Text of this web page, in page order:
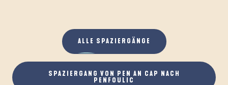
ALLE SPAZIERGÄNGE
SPAZIERGANG VON PEN AN CAP NACH
PENFOULIC